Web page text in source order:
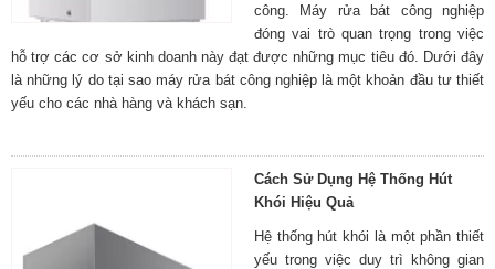
công. Máy rửa bát công nghiệp
đóng vai trò quan trọng trong việc
hỗ trợ các cơ sở kinh doanh này đạt được những mục tiêu đó. Dưới đây
là những lý do tại sao máy rửa bát công nghiệp là một khoản đầu tư thiết
yếu cho các nhà hàng và khách sạn.
Cách Sử Dụng Hệ Thống Hút
Khói Hiệu Quả
Hệ thống hút khói là một phần thiết
yếu trong việc duy trì không gian